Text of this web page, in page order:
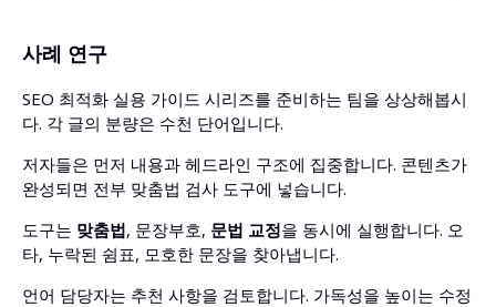
사례 연구
SEO 최적화 실용 가이드 시리즈를 준비하는 팀을 상상해봅시
다. 각 글의 분량은 수천 단어입니다.
저자들은 먼저 내용과 헤드라인 구조에 집중합니다. 콘텐츠가
완성되면 전부 맞춤법 검사 도구에 넣습니다.
도구는 맞춤법, 문장부호, 문법 교정을 동시에 실행합니다. 오
타, 누락된 쉼표, 모호한 문장을 찾아냅니다.
언어 담당자는 추천 사항을 검토합니다. 가독성을 높이는 수정